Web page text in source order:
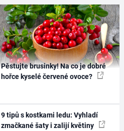
Pěstujte brusinky! Na co je dobré
hořce kyselé červené ovoce?
9 tipů s kostkami ledu: Vyhladí
zmačkané šaty i zalijí květiny